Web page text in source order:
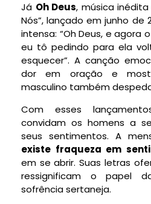
Já Oh Deus, música inédita
Nós”, lançado em junho de
intensa: “Oh Deus, e agora
eu tô pedindo para ela
esquecer”. A canção
dor em oração e
masculino também
Com esses
convidam os homens a
seus sentimentos. A
existe fraqueza em
em se abrir. Suas letras
ressignificam o papel
sofrência sertaneja.